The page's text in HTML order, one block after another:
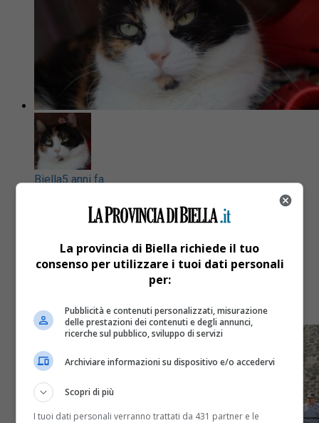
Biella5 anni fa
Gatta scomparsa in zona Pralungo,
aiutateci a ritrovarla
BIELLA – Chiara una nostra lettrice, sta cercando la
sua gatta di tre colori, di nome Maggie (con una
macchiolina sul naso e una sotto il...
La provincia di Biella richiede il tuo
consenso per utilizzare i tuoi dati personali
per:
Pubblicità e contenuti personalizzati, misurazione
delle prestazioni dei contenuti e degli annunci,
ricerche sul pubblico, sviluppo di servizi
Archiviare informazioni su dispositivo e/o accedervi
Scopri di più
I tuoi dati personali verranno trattati da 431 partner e le